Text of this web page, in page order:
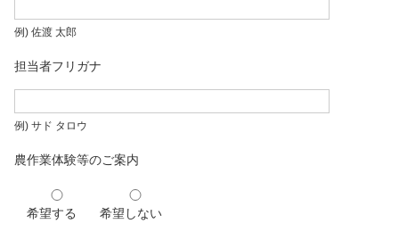
例) 佐渡 太郎
担当者フリガナ
例) サド タロウ
農作業体験等のご案内
希望する 希望しない